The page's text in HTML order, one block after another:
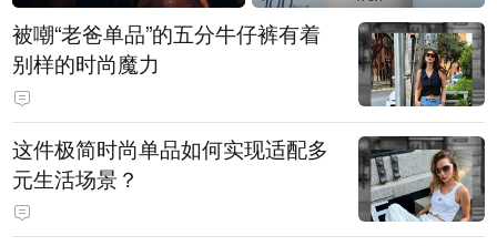
被嘲“老爸单品”的五分牛仔裤有着
别样的时尚魔力
这件极简时尚单品如何实现适配多
元生活场景？